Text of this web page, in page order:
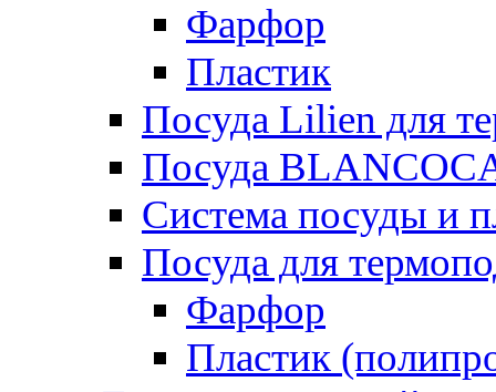
Фарфор
Пластик
Посуда Lilien для
Посуда
Система посуды и
Посуда для
Фарфор
Пластик